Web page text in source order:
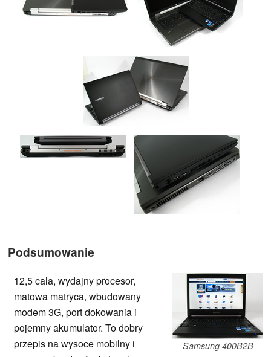
Podsumowanie
Samsung 400B2B
12,5 cala, wydajny procesor,
matowa matryca, wbudowany
modem 3G, port dokowania i
pojemny akumulator. To dobry
przepis na wysoce mobilny i